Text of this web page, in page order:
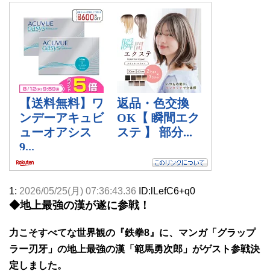
1: 2026/05/25(月) 07:36:43.36 ID:lLefC6+q0
◆地上最強の漢が遂に参戦！
力こそすべてな世界観の『鉄拳8』に、マンガ「グラップ
ラー刃牙」の地上最強の漢「範馬勇次郎」がゲスト参戦決
定しました。